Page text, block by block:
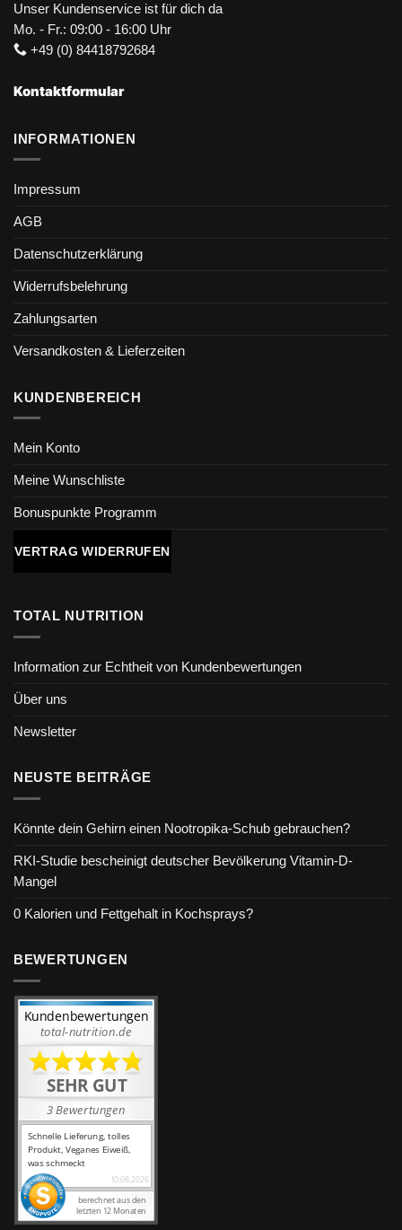
Unser Kundenservice ist für dich da
Mo. - Fr.: 09:00 - 16:00 Uhr
+49 (0) 84418792684
Kontaktformular
INFORMATIONEN
Impressum
AGB
Datenschutzerklärung
Widerrufsbelehrung
Zahlungsarten
Versandkosten & Lieferzeiten
KUNDENBEREICH
Mein Konto
Meine Wunschliste
Bonuspunkte Programm
VERTRAG WIDERRUFEN
TOTAL NUTRITION
Information zur Echtheit von Kundenbewertungen
Über uns
Newsletter
NEUSTE BEITRÄGE
Könnte dein Gehirn einen Nootropika-Schub gebrauchen?
RKI-Studie bescheinigt deutscher Bevölkerung Vitamin-D-
Mangel
0 Kalorien und Fettgehalt in Kochsprays?
BEWERTUNGEN